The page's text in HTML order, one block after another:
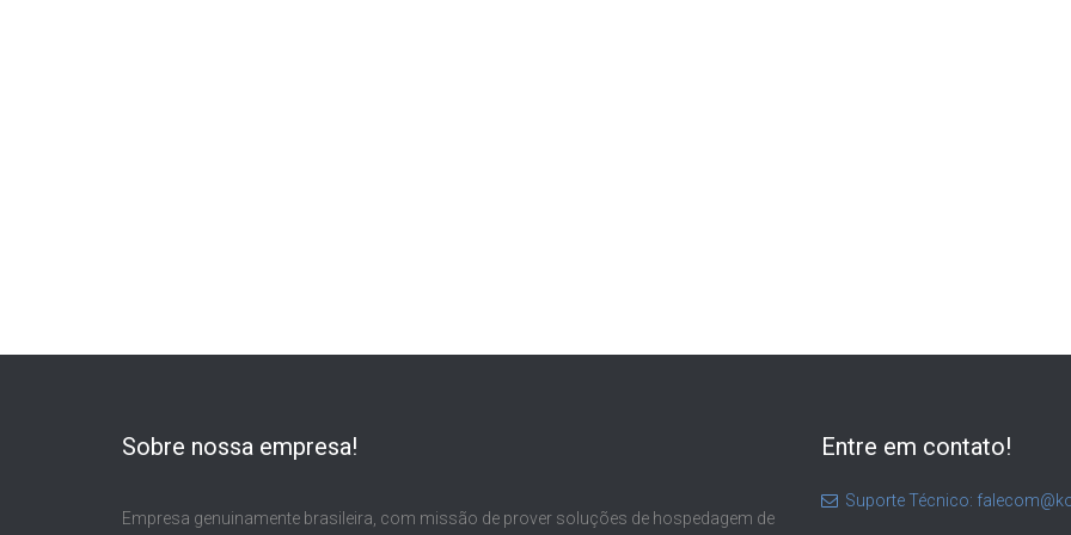
Sobre nossa empresa!
Empresa genuinamente brasileira, com missão de prover soluções de hospedagem de
Entre em contato!
Suporte Técnico: